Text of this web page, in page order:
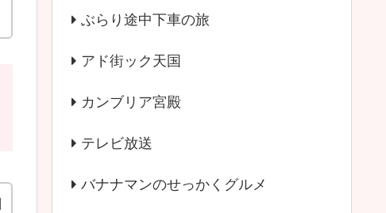
ぶらり途中下車の旅
アド街ック天国
カンブリア宮殿
テレビ放送
バナナマンのせっかくグルメ